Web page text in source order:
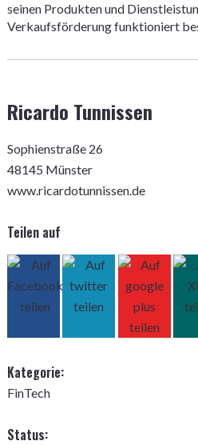
seinen Produkten und
Verkaufsförderung funktioniert
Ricardo Tunnissen
Sophienstraße 26
48145 Münster
www.ricardotunnissen.de
Teilen auf
Kategorie:
FinTech
Status: